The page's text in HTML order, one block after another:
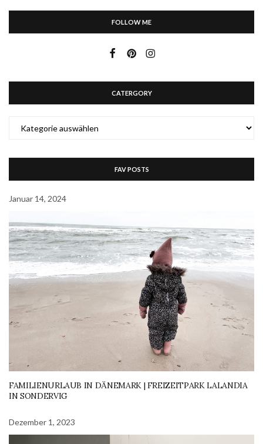
FOLLOW ME
CATERGORY
FAV POSTS
Januar 14, 2024
FAMILIENURLAUB IN DÄNEMARK | FREIZEITPARK LALANDIA
IN SONDERVIG
Dezember 1, 2023